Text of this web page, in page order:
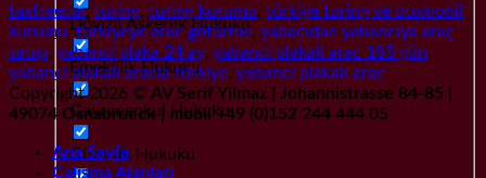
Dövizli Askerlik Hukuku
Emeklilik Hukuku
Gayrımenkul Hukuku
Gümrük Hukuku
taxfreecar, turing, turing kurumu, türkiye turing ve otomobil
kurumu,türkiyeye arac götürme, yabacıdan yabancıya araç
satışı, yabanci plaka 24 ay, yabanci plakali arac 185 gün,
yabanci plakali aracla türkiye, yabanci plakalı arac
Copyright 2026 © AV Serif Yilmaz | Johannistrasse 84-85 |
49074 Osnabrueck | mobil +49 (0)152 244 444 05
Ana Sayfa
Çalışma Alanları